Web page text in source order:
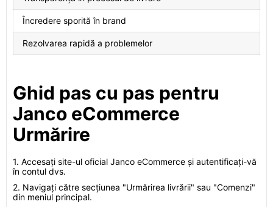
Încredere sporită în brand
Rezolvarea rapidă a problemelor
Ghid pas cu pas pentru
Janco eCommerce
Urmărire
1. Accesați site-ul oficial Janco eCommerce și autentificați-vă
în contul dvs.
2. Navigați către secțiunea "Urmărirea livrării" sau "Comenzi"
din meniul principal.